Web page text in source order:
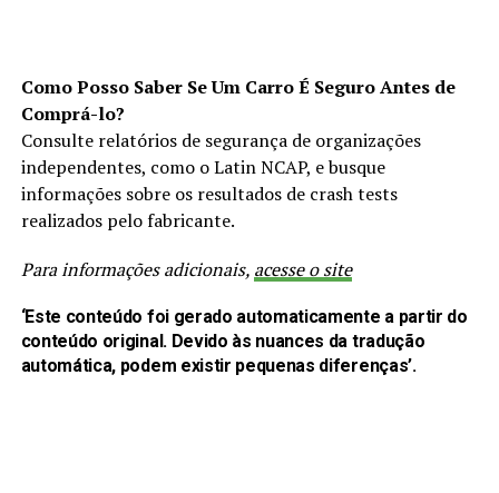
Como Posso Saber Se Um Carro É Seguro Antes de
Comprá-lo?
Consulte relatórios de segurança de organizações
independentes, como o Latin NCAP, e busque
informações sobre os resultados de crash tests
realizados pelo fabricante.
Para informações adicionais, acesse o site
‘Este conteúdo foi gerado automaticamente a partir do
conteúdo original. Devido às nuances da tradução
automática, podem existir pequenas diferenças’.